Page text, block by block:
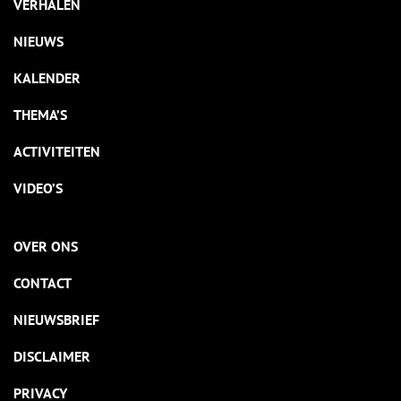
VERHALEN
NIEUWS
KALENDER
THEMA’S
ACTIVITEITEN
VIDEO’S
OVER ONS
CONTACT
NIEUWSBRIEF
DISCLAIMER
PRIVACY